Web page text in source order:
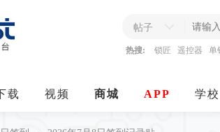
帖子
热搜: 锁匠 遥控器 单
载 视频 商城 APP 学校